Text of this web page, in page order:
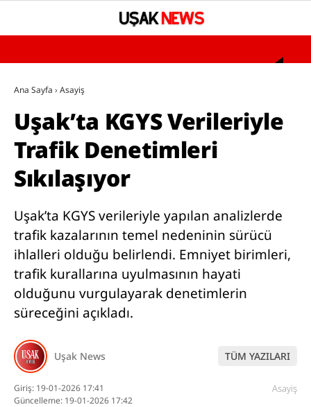
°
GÜNDEM
ASAYİŞ
SAĞLIK
SPOR
SİYASET
UŞAK’TA BUGÜN VEFAT EDENLER
BÖLGESEL HABERLER
Ana Sayfa › Asayiş
Uşak’ta KGYS Verileriyle
Trafik Denetimleri
Sıkılaşıyor
Uşak’ta KGYS verileriyle yapılan analizlerde
trafik kazalarının temel nedeninin sürücü
ihlalleri olduğu belirlendi. Emniyet birimleri,
trafik kurallarına uyulmasının hayati
olduğunu vurgulayarak denetimlerin
süreceğini açıkladı.
Uşak News TÜM YAZILARI
Giriş: 19-01-2026 17:41
Güncelleme: 19-01-2026 17:42
Asayiş